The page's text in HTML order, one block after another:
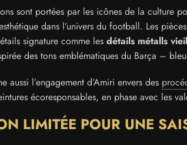
sont portées par les icônes de la culture
dans l’univers du football. Les
signature comme les détails métalls
des tons emblématiques du Barça –
l’engagement d’Amiri envers des
écoresponsables, en phase avec les
LIMITÉE POUR UNE